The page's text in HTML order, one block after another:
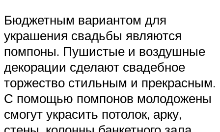
Бюджетным вариантом для
украшения свадьбы являются
помпоны. Пушистые и воздушные
декорации сделают свадебное
торжество стильным и прекрасным.
С помощью помпонов молодожены
смогут украсить потолок, арку,